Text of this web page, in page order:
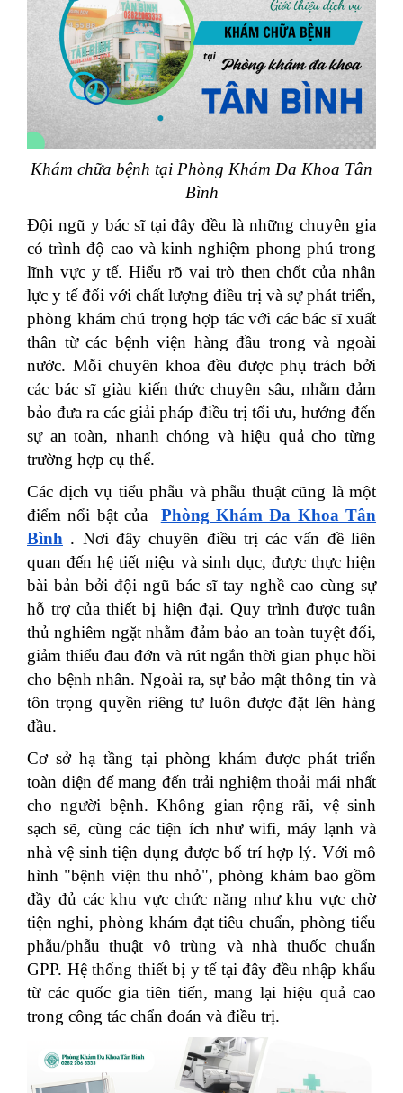
Khám chữa bệnh tại Phòng Khám Đa Khoa Tân
Bình
Đội ngũ y bác sĩ tại đây đều là những chuyên gia
có trình độ cao và kinh nghiệm phong phú trong
lĩnh vực y tế. Hiểu rõ vai trò then chốt của nhân
lực y tế đối với chất lượng điều trị và sự phát triển,
phòng khám chú trọng hợp tác với các bác sĩ xuất
thân từ các bệnh viện hàng đầu trong và ngoài
nước. Mỗi chuyên khoa đều được phụ trách bởi
các bác sĩ giàu kiến thức chuyên sâu, nhằm đảm
bảo đưa ra các giải pháp điều trị tối ưu, hướng đến
sự an toàn, nhanh chóng và hiệu quả cho từng
trường hợp cụ thể.
Các dịch vụ tiểu phẫu và phẫu thuật cũng là một
điểm nổi bật của
Phòng Khám Đa Khoa Tân
Bình . Nơi đây chuyên điều trị các vấn đề liên
quan đến hệ tiết niệu và sinh dục, được thực hiện
bài bản bởi đội ngũ bác sĩ tay nghề cao cùng sự
hỗ trợ của thiết bị hiện đại. Quy trình được tuân
thủ nghiêm ngặt nhằm đảm bảo an toàn tuyệt đối,
giảm thiểu đau đớn và rút ngắn thời gian phục hồi
cho bệnh nhân. Ngoài ra, sự bảo mật thông tin và
tôn trọng quyền riêng tư luôn được đặt lên hàng
đầu.
Cơ sở hạ tầng tại phòng khám được phát triển
toàn diện để mang đến trải nghiệm thoải mái nhất
cho người bệnh. Không gian rộng rãi, vệ sinh
sạch sẽ, cùng các tiện ích như wifi, máy lạnh và
nhà vệ sinh tiện dụng được bố trí hợp lý. Với mô
hình "bệnh viện thu nhỏ", phòng khám bao gồm
đầy đủ các khu vực chức năng như khu vực chờ
tiện nghi, phòng khám đạt tiêu chuẩn, phòng tiểu
phẫu/phẫu thuật vô trùng và nhà thuốc chuẩn
GPP. Hệ thống thiết bị y tế tại đây đều nhập khẩu
từ các quốc gia tiên tiến, mang lại hiệu quả cao
trong công tác chẩn đoán và điều trị.